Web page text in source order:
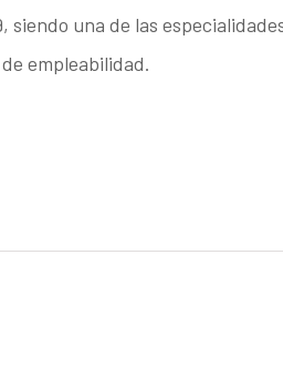
una de las
empleabilidad.